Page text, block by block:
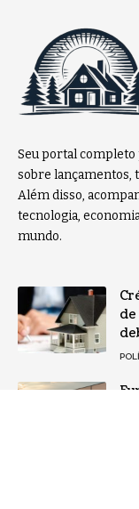
Seu portal
sobre lançamentos,
Além disso,
tecnologia,
mundo.